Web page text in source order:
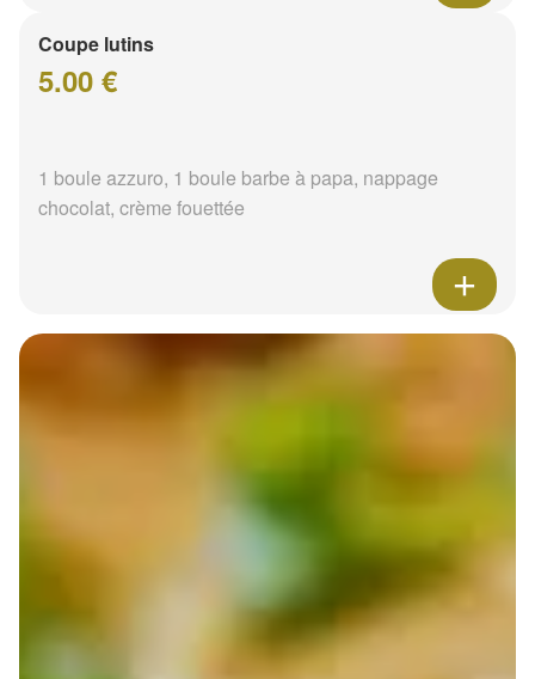
Coupe lutins
5.00 €
1 boule azzuro, 1 boule barbe à papa, nappage
chocolat, crème fouettée